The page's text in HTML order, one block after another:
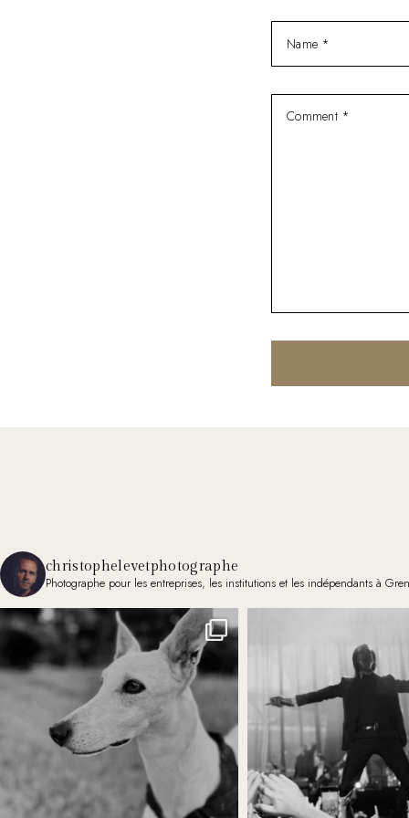
christophelevetphotographe
Photographe pour les entreprises, les institutions et les indépendants à